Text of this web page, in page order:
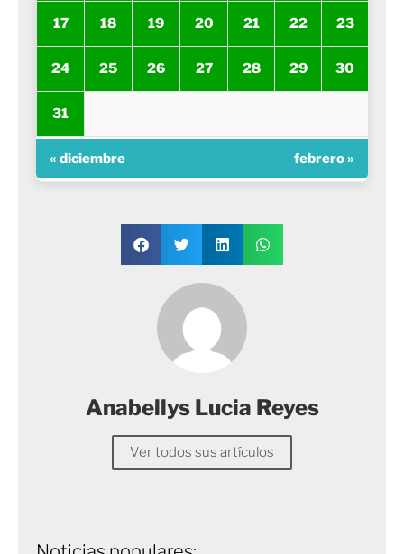
17 18 19 20 21 22 23
24 25 26 27 28 29 30
31
« diciembre febrero »
Anabellys Lucia Reyes
Ver todos sus artículos